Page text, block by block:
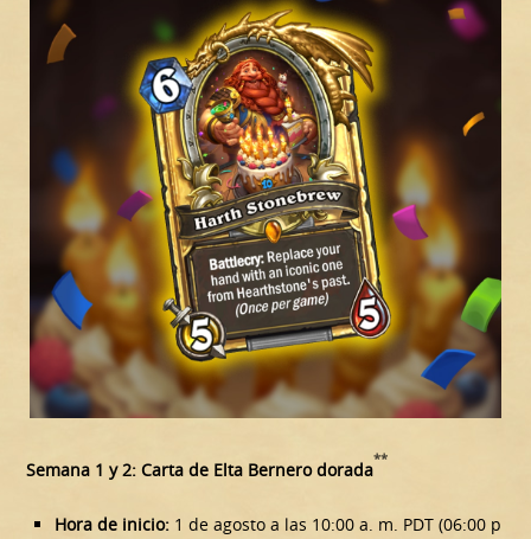
Semana 1 y 2: Carta de Elta Bernero dorada**
Hora de inicio: 1 de agosto a las 10:00 a. m. PDT (06:00 p